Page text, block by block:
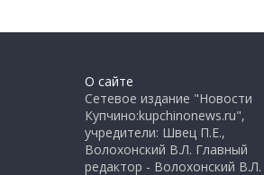
О сайте
Сетевое издание "Новости
Купчино:kupchinonews.ru",
учредители: Швец П.Е.,
Волохонский В.Л. Главный
редактор - Волохонский В.Л.